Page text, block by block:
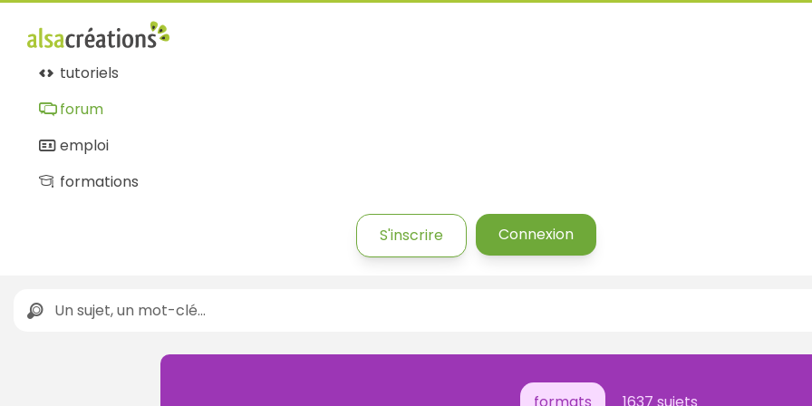
tutoriels
forum
emploi
formations
S'inscrire Connexion